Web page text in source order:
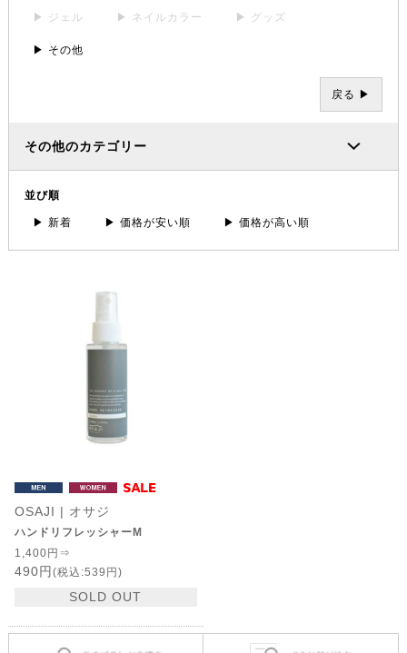
▶ ジェル ▶ ネイルカラー ▶ グッズ
▶ その他
戻る ▶
その他のカテゴリー
並び順
▶ 新着 ▶ 価格が安い順 ▶ 価格が高い順
OSAJI | オサジ
ハンドリフレッシャーM
1,400円⇒
490円 (税込:539円)
SOLD OUT